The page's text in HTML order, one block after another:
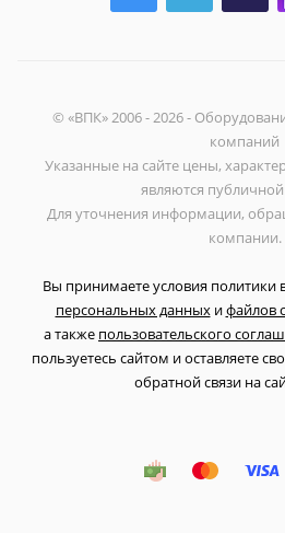
© «ВПК» 2006 - 2026 -
компаний
Указанные на сайте цены,
являются
Для уточнения информации,
компании.
Вы принимаете условия политики
персональных данныхифайлов
а также пользовательского
пользуетесь сайтом и оставляете
обратной связи на